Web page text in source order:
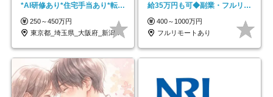
*AI研修あり*住宅手当あり*転勤
なし
250～450万円
東京都_埼玉県_大阪府_新潟県_福岡県
給35万円も可◆副業・フルリモ
ート可◆年休126日
400～1000万円
フルリモートあり